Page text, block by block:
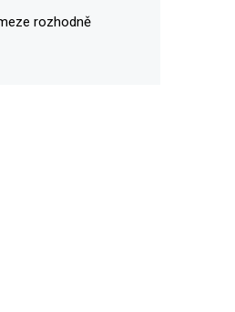
rozhodně